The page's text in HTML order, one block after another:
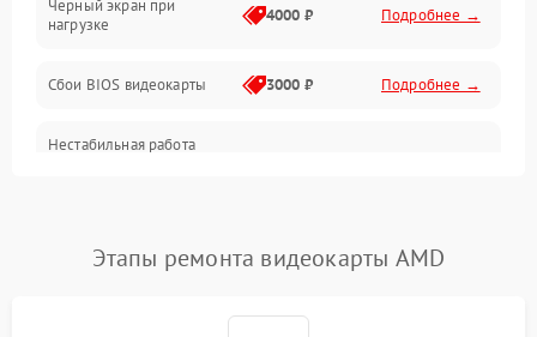
Электропитание
ПО
Электронные компоненты
Общие поломки
Черный экран при
нагрузке
4000 ₽ Подробнее →
Сбои BIOS видеокарты 3000 ₽ Подробнее →
Нестабильная работа
Этапы ремонта видеокарты AMD